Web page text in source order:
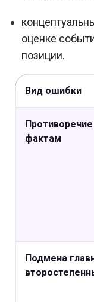
оценке
позиции.
Вид ошибки
Противоречие
фактам
Подмена